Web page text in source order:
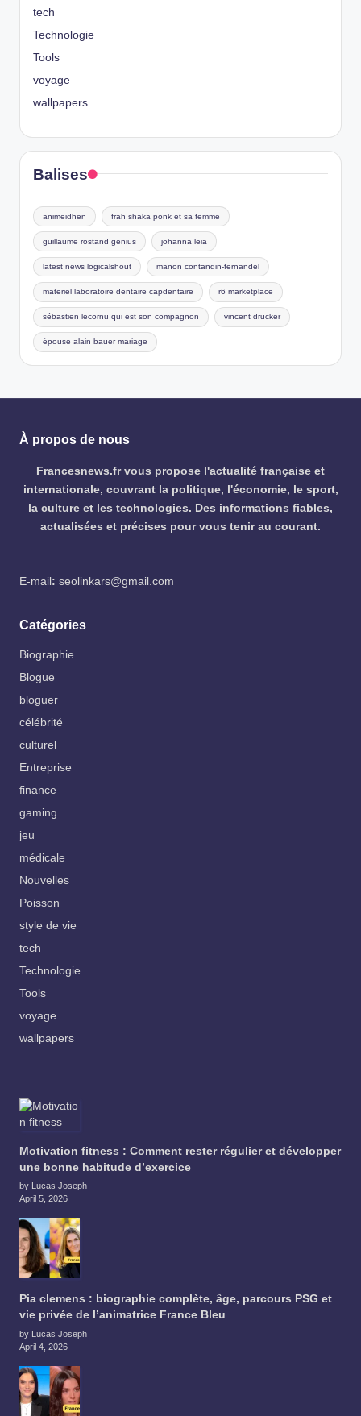
tech
Technologie
Tools
voyage
wallpapers
Balises
animeidhen frah shaka ponk et sa femme
guillaume rostand genius johanna leia
latest news logicalshout manon contandin-fernandel
materiel laboratoire dentaire capdentaire r6 marketplace
sébastien lecornu qui est son compagnon vincent drucker
épouse alain bauer mariage
À propos de nous
Francesnews.fr vous propose l'actualité française et
internationale, couvrant la politique, l'économie, le sport,
la culture et les technologies. Des informations fiables,
actualisées et précises pour vous tenir au courant.
E-mail: seolinkars@gmail.com
Catégories
Biographie
Blogue
bloguer
célébrité
culturel
Entreprise
finance
gaming
jeu
médicale
Nouvelles
Poisson
style de vie
tech
Technologie
Tools
voyage
wallpapers
Motivation fitness : Comment rester régulier et développer
une bonne habitude d’exercice
by Lucas Joseph
April 5, 2026
Pia clemens : biographie complète, âge, parcours PSG et
vie privée de l’animatrice France Bleu
by Lucas Joseph
April 4, 2026